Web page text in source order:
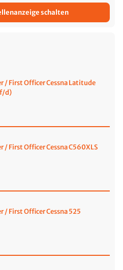
schalten
/ First Officer Cessna Latitude
d)
/ First Officer Cessna C560XLS
/ First Officer Cessna 525